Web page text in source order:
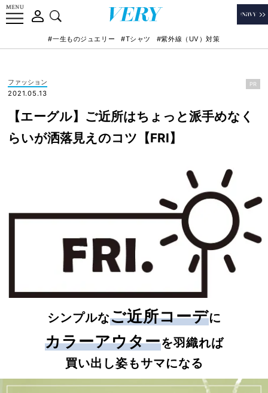
#一生ものジュエリー #Tシャツ #紫外線（UV）対策
ファッション
2021.05.13
PR
【エーグル】ご近所はちょっと派手めなく
らいが洒落見えのコツ【FRI】
シンプルなご近所コーデに
カラーアウターを羽織れば
買い出し姿もサマになる